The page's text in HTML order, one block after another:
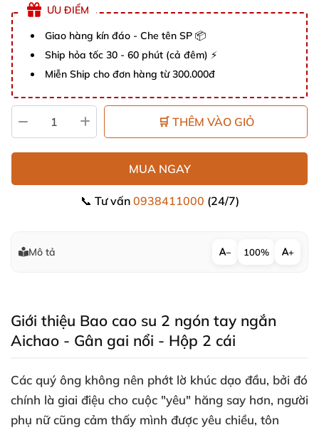
ƯU ĐIỂM
Giao hàng kín đáo - Che tên SP 📦
Ship hỏa tốc 30 - 60 phút (cả đêm) ⚡
Miễn Ship cho đơn hàng từ 300.000đ
🛒 THÊM VÀO GIỎ
MUA NGAY
📞 Tư vấn 0938411000 (24/7)
Mô tả − 100% +
Giới thiệu Bao cao su 2 ngón tay ngắn
Aichao - Gân gai nổi - Hộp 2 cái
Các quý ông không nên phớt lờ khúc dạo đầu, bởi đó
chính là giai điệu cho cuộc "yêu" hăng say hơn, người
phụ nữcũng cảm thấy mình được yêu chiều, tôn